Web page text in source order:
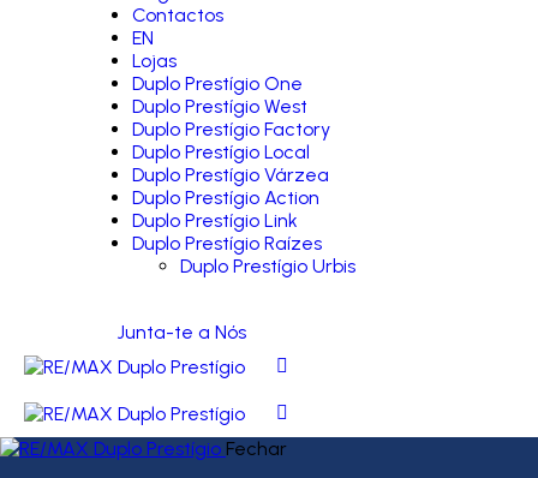
Contactos
EN
Lojas
Duplo Prestígio One
Duplo Prestígio West
Duplo Prestígio Factory
Duplo Prestígio Local
Duplo Prestígio Várzea
Duplo Prestígio Action
Duplo Prestígio Link
Duplo Prestígio Raízes
Duplo Prestígio Urbis
Junta-te a Nós
Fechar